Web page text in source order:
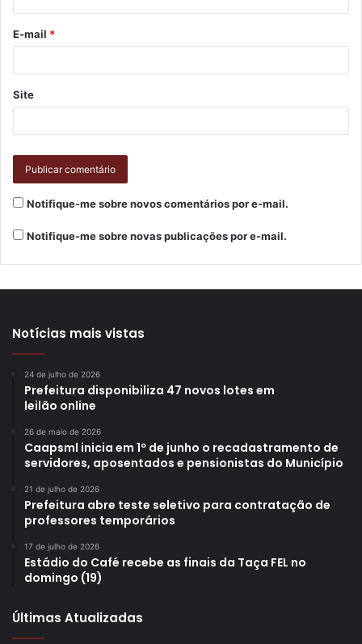
E-mail *
Site
Notifique-me sobre novos comentários por e-mail.
Notifique-me sobre novas publicações por e-mail.
Notícias mais vistas
24 de julho de 2026
Prefeitura disponibiliza 47 novos lotes em
leilão online
26 de maio de 2026
Caapsml inicia em 1º de junho o recadastramento de
servidores, aposentados e pensionistas do Município
21 de julho de 2026
Prefeitura abre teste seletivo para contratação de
professores temporários
17 de julho de 2026
Estádio do Café recebe as finais da Taça FEL no
domingo (19)
Últimas Atualizadas